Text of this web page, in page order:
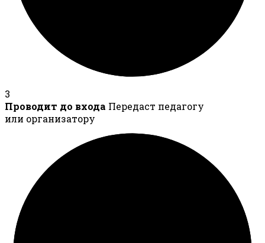
3
Проводит до входа Передаст педагогу
или организатору